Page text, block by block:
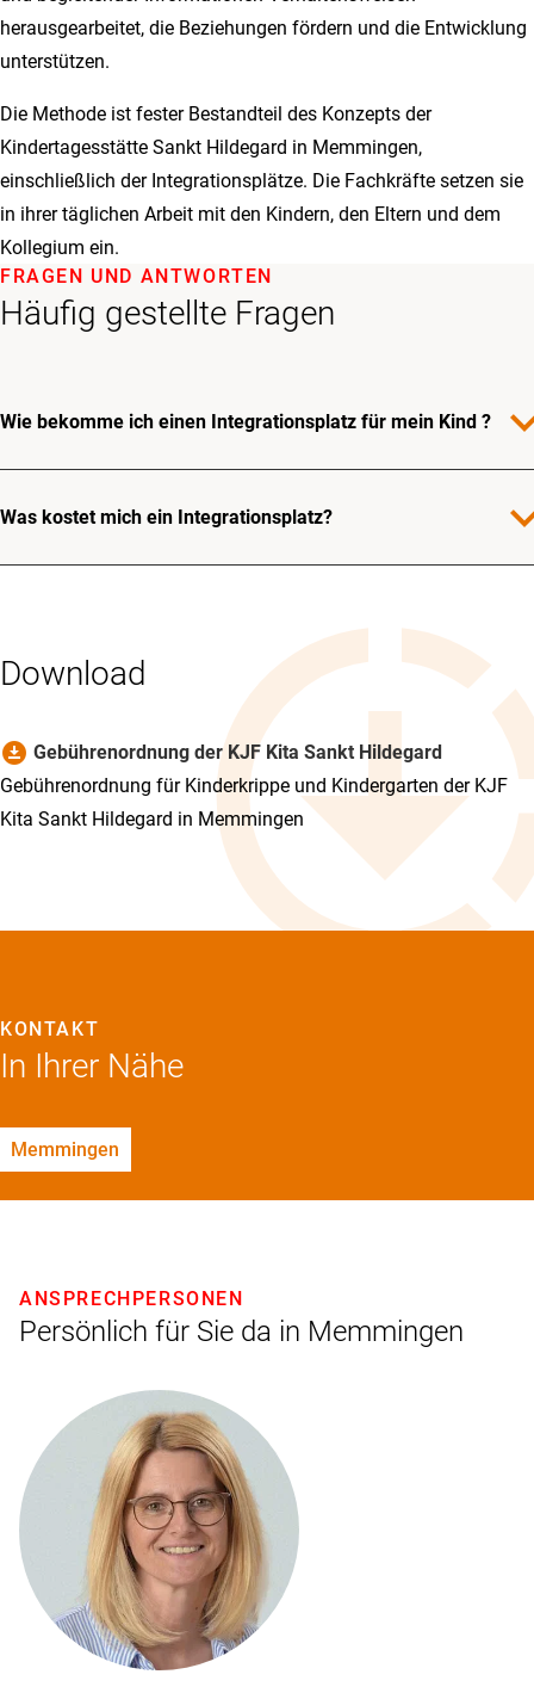
herausgearbeitet, die Beziehungen fördern und die Entwicklung
unterstützen.
Die Methode ist fester Bestandteil des Konzepts der
Kindertagesstätte Sankt Hildegard in Memmingen,
einschließlich der Integrationsplätze. Die Fachkräfte setzen sie
in ihrer täglichen Arbeit mit den Kindern, den Eltern und dem
Kollegium ein.
Häufig gestellte Fragen
FRAGEN UND ANTWORTEN
Wie bekomme ich einen Integrationsplatz für mein Kind ?
Was kostet mich ein Integrationsplatz?
Download
download_for_offline Gebührenordnung der KJF Kita Sankt Hildegard
Gebührenordnung für Kinderkrippe und Kindergarten der KJF
Kita Sankt Hildegard in Memmingen
In Ihrer Nähe
KONTAKT
Memmingen
Persönlich für Sie da in Memmingen
ANSPRECHPERSONEN